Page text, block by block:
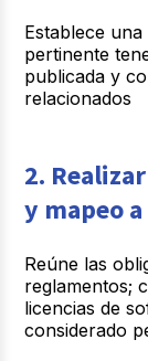
Establece
pertinente
publicada y
relacionados
2.
y mapeo
Reúne las
reglamentos;
licencias de
considerado